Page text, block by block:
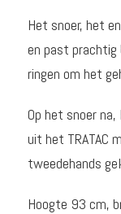
Het snoer, het
en past prachtig
ringen om het
Op het snoer
uit het TRATAC
tweedehands
Hoogte 93 cm,